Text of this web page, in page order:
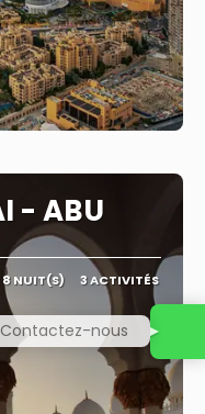
8 NUIT(S) 3 ACTIVITÉS
Contactez-nous